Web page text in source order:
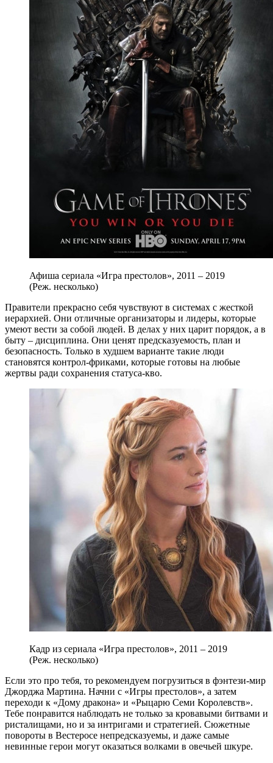
Афиша сериала «Игра престолов», 2011 – 2019
(Реж. несколько)
Правители прекрасно себя чувствуют в системах с жесткой
иерархией. Они отличные организаторы и лидеры, которые
умеют вести за собой людей. В делах у них царит порядок, а в
быту – дисциплина. Они ценят предсказуемость, план и
безопасность. Только в худшем варианте такие люди
становятся контрол-фриками, которые готовы на любые
жертвы ради сохранения статуса-кво.
Кадр из сериала «Игра престолов», 2011 – 2019
(Реж. несколько)
Если это про тебя, то рекомендуем погрузиться в фэнтези-мир
Джорджа Мартина. Начни с «Игры престолов», а затем
переходи к «Дому дракона» и «Рыцарю Семи Королевств».
Тебе понравится наблюдать не только за кровавыми битвами и
ристалищами, но и за интригами и стратегией. Сюжетные
повороты в Вестеросе непредсказуемы, и даже самые
невинные герои могут оказаться волками в овечьей шкуре.